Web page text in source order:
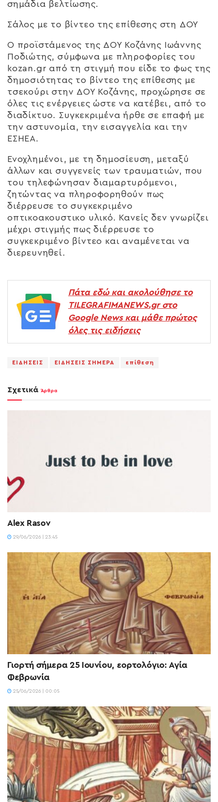
σημάδια βελτίωσης.
Σάλος με το βίντεο της επίθεσης στη ΔΟΥ
Ο προϊστάμενος της ΔΟΥ Κοζάνης Ιωάννης
Ποδιώτης, σύμφωνα με πληροφορίες του
kozan.gr από τη στιγμή που είδε το φως της
δημοσιότητας το βίντεο της επίθεσης με
τσεκούρι στην ΔΟΥ Κοζάνης, προχώρησε σε
όλες τις ενέργειες ώστε να κατέβει, από το
διαδίκτυο. Συγκεκριμένα ήρθε σε επαφή με
την αστυνομία, την εισαγγελία και την
ΕΣΗΕΑ.
Ενοχλημένοι, με τη δημοσίευση, μεταξύ
άλλων και συγγενείς των τραυματιών, που
του τηλεφώνησαν διαμαρτυρόμενοι,
ζητώντας να πληροφορηθούν πως
διέρρευσε το συγκεκριμένο
οπτικοακουστικο υλικό. Κανείς δεν γνωρίζει
μέχρι στιγμής πως διέρρευσε το
συγκεκριμένο βίντεο και αναμένεται να
διερευνηθεί.
Πάτα εδώ και ακολούθησε το
TILEGRAFIMANEWS.gr στο
Google News και μάθε πρώτος
όλες τις ειδήσεις
ΕΙΔΗΣΕΙΣ ΕΙΔΗΣΕΙΣ ΣΗΜΕΡΑ επίθεση
Σχετικά Άρθρα
Alex Rasov
29/06/2026 | 23:45
Γιορτή σήμερα 25 Ιουνίου, εορτολόγιο: Αγία
Φεβρωνία
25/06/2026 | 00:05